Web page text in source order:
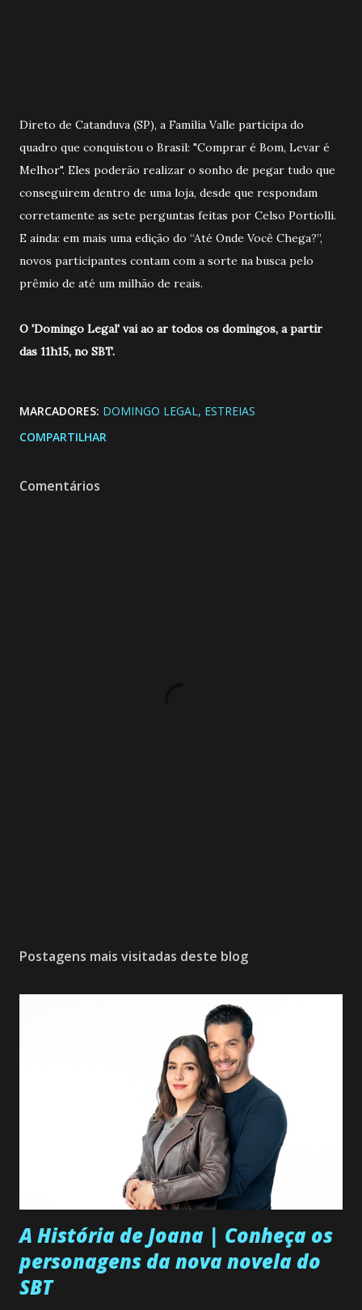
Direto de Catanduva (SP), a Família Valle participa do
quadro que conquistou o Brasil: "Comprar é Bom, Levar é
Melhor". Eles poderão realizar o sonho de pegar tudo que
conseguirem dentro de uma loja, desde que respondam
corretamente as sete perguntas feitas por Celso Portiolli.
E ainda: em mais uma edição do “Até Onde Você Chega?”,
novos participantes contam com a sorte na busca pelo
prêmio de até um milhão de reais.
O 'Domingo Legal' vai ao ar todos os domingos, a partir
das 11h15, no SBT.
MARCADORES: DOMINGO LEGAL
ESTREIAS
COMPARTILHAR
Comentários
Postagens mais visitadas deste blog
A História de Joana | Conheça os
personagens da nova novela do
SBT